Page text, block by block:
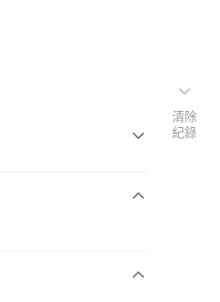
清除
紀錄